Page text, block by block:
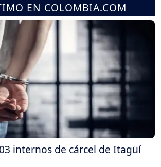
EN COLOMBIA.COM
internos de cárcel de Itagüí